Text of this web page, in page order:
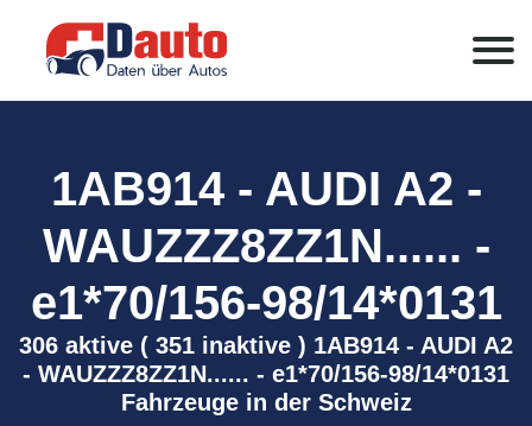
1AB914 - AUDI A2 -
WAUZZZ8ZZ1N...... -
e1*70/156-98/14*0131
306 aktive ( 351 inaktive ) 1AB914 - AUDI A2
- WAUZZZ8ZZ1N...... - e1*70/156-98/14*0131
Fahrzeuge in der Schweiz